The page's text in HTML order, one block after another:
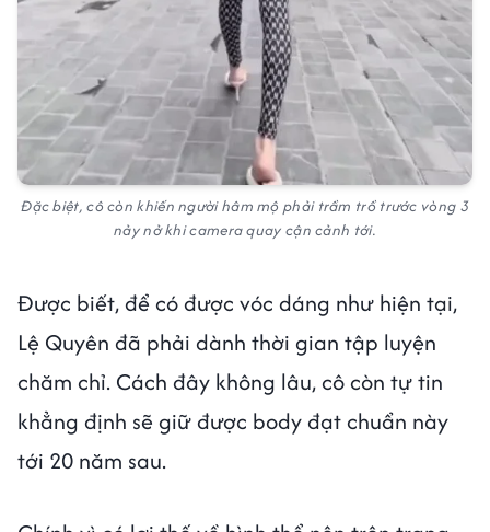
Đặc biệt, cô còn khiến người hâm mộ phải trầm trồ trước vòng 3
nảy nở khi camera quay cận cảnh tới.
Được biết, để có được vóc dáng như hiện tại,
Lệ Quyên đã phải dành thời gian tập luyện
chăm chỉ. Cách đây không lâu, cô còn tự tin
khẳng định sẽ giữ được body đạt chuẩn này
tới 20 năm sau.